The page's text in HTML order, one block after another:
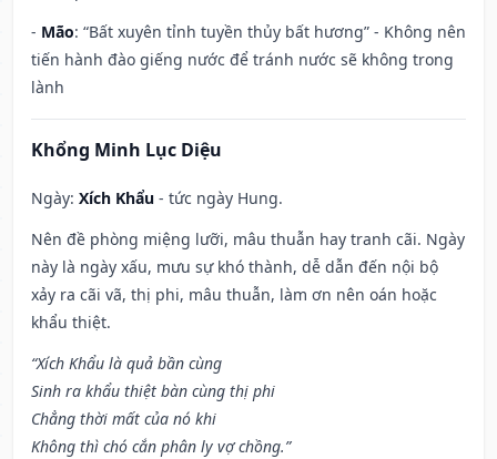
- Mão: “Bất xuyên tỉnh tuyền thủy bất hương” - Không nên
tiến hành đào giếng nước để tránh nước sẽ không trong
lành
Khổng Minh Lục Diệu
Ngày: Xích Khẩu - tức ngày Hung.
Nên đề phòng miệng lưỡi, mâu thuẫn hay tranh cãi. Ngày
này là ngày xấu, mưu sự khó thành, dễ dẫn đến nội bộ
xảy ra cãi vã, thị phi, mâu thuẫn, làm ơn nên oán hoặc
khẩu thiệt.
“Xích Khẩu là quả bần cùng
Sinh ra khẩu thiệt bàn cùng thị phi
Chẳng thời mất của nó khi
Không thì chó cắn phân ly vợ chồng.”